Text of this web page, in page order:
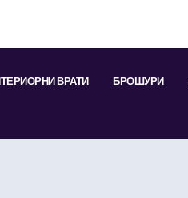
ВРАТИ БРОШУРИ